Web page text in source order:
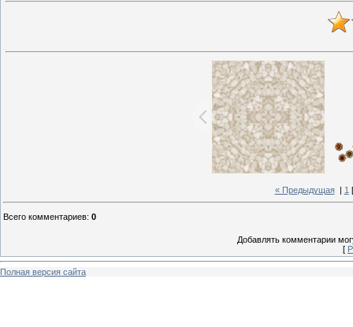
« Предыдущая| 1 [
Всего комментариев: 0
Добавлять комментарии
[
Полная версия сайта